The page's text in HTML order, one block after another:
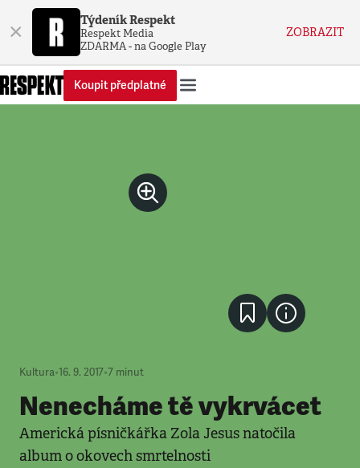
× Týdeník Respekt
Respekt Media
ZDARMA - na Google Play
ZOBRAZIT
Koupit předplatné
Kultura•16. 9. 2017•7 minut
Nenecháme tě vykrvácet
Americká písničkářka Zola Jesus natočila
album o okovech smrtelnosti